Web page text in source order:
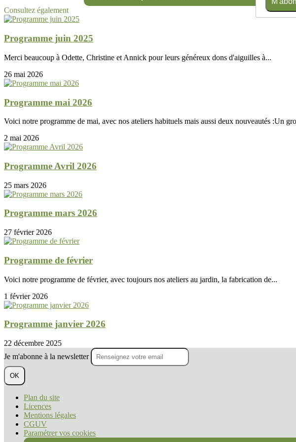
Consultez également
Programme juin 2025
Merci beaucoup à Odette, Christine et Annick pour leurs généreux dons d'aiguilles à...
26 mai 2026
Programme mai 2026
Voici notre programme de mai, avec nos ateliers habituels mais aussi deux nouveautés :Un
2 mai 2026
Programme Avril 2026
25 mars 2026
Programme mars 2026
27 février 2026
Programme de février
Voici notre programme de février, avec toujours nos ateliers au jardin, la fabrication de...
1 février 2026
Programme janvier 2026
22 décembre 2025
Je m'abonne à la newsletter
OK
Plan du site
Licences
Mentions légales
CGUV
Paramétrer vos cookies